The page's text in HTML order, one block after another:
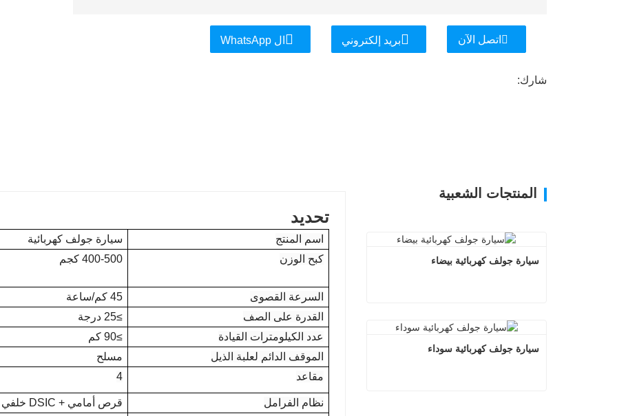
اتصل الآن بريد إلكتروني ال WhatsApp
شارك:
تحديد
اسم المنتج
سيارة جولف كهربائية
كبح الوزن
400-500 كجم
السرعة القصوى
45 كم/ساعة
القدرة على الصف
≥25 درجة
عدد الكيلومترات القيادة
≥90 كم
الموقف الدائم لعلبة الذيل
مسلح
مقاعد
4
نظام الفرامل
قرص أمامي + DSIC خلفي
المنتجات الشعبية
سيارة جولف كهربائية بيضاء
اتصل الآن
سيارة جولف كهربائية سوداء